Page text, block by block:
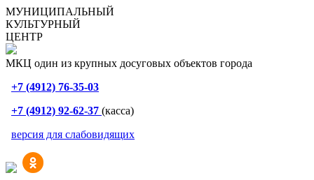
МУНИЦИПАЛЬНЫЙ
КУЛЬТУРНЫЙ
ЦЕНТР
МКЦ один из крупных досуговых объектов города
+7 (4912) 76-35-03
+7 (4912) 92-62-37 (касса)
версия для слабовидящих